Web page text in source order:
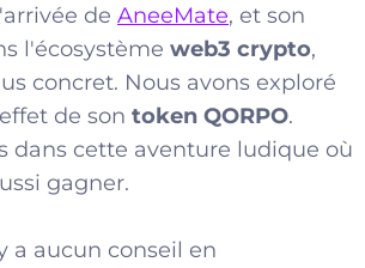
de AneeMate, et son
l'écosystème web3 crypto,
concret. Nous avons exploré
de son token QORPO.
dans cette aventure ludique où
gagner.
a aucun conseil en